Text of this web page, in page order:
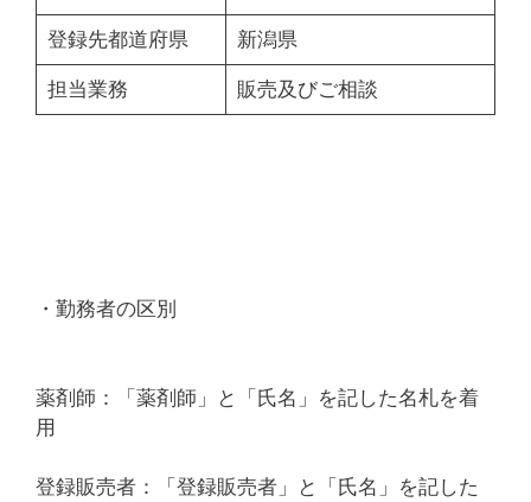
登録先都道府県 新潟県
担当業務 販売及びご相談
・勤務者の区別
薬剤師：「薬剤師」と「氏名」を記した名札を着
用
登録販売者：「登録販売者」と「氏名」を記した